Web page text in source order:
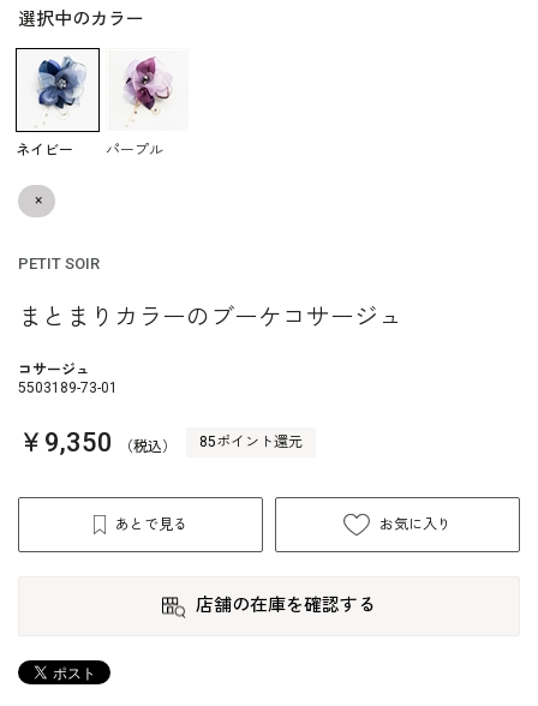
選択中のカラー
ネイビー パープル
×
PETIT SOIR
まとまりカラーのブーケコサージュ
コサージュ
5503189-73-01
￥9,350 （税込） 85ポイント還元
あとで見る お気に入り
店舗の在庫を確認する